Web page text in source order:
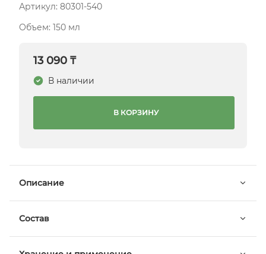
Артикул: 80301-540
Объем: 150 мл
13 090 ₸
В наличии
В КОРЗИНУ
Описание
Состав